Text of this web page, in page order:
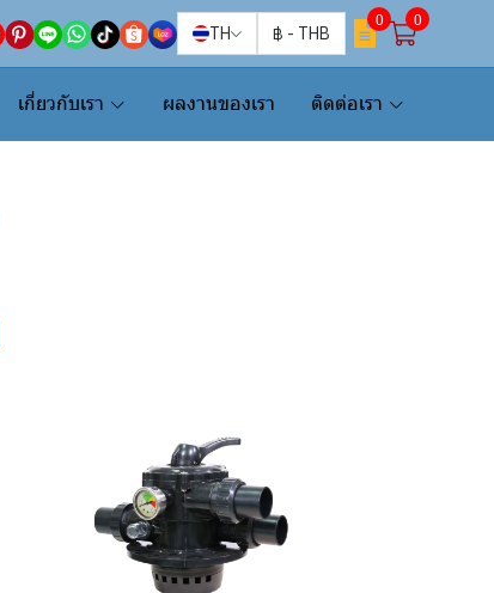
TH ฿ - THB
0 0
เกี่ยวกับเรา ผลงานของเรา ติดต่อเรา